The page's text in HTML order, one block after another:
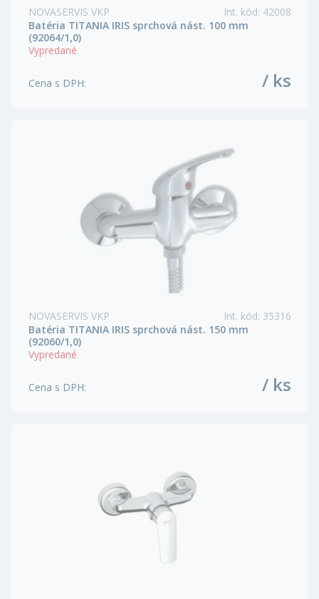
NOVASERVIS VKP Int. kód: 42008
Batéria TITANIA IRIS sprchová nást. 100 mm
(92064/1,0)
Vypredané
Cena s DPH: / ks
NOVASERVIS VKP Int. kód: 35316
Batéria TITANIA IRIS sprchová nást. 150 mm
(92060/1,0)
Vypredané
Cena s DPH: / ks